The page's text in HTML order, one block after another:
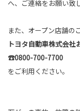
へ、ご連絡をお願い致
また、オープン店舗の
トヨタ自動車株式会社
☎︎0800-700-7700
をご利用ください。